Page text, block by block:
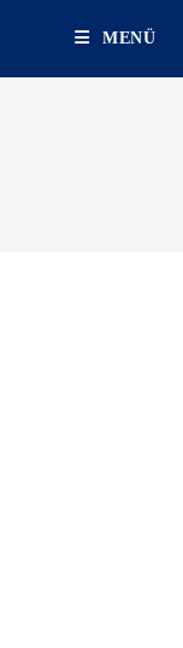
MENÜ